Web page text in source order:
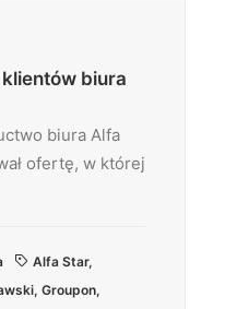
biura
biura Alfa
ofertę, w której
Alfa Star,
, Groupon,